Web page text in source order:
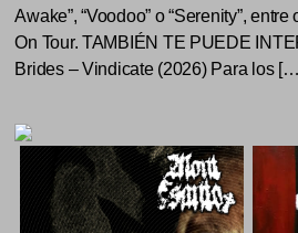
Awake”, “Voodoo” o “Serenity”,
On Tour. TAMBIÉN TE PUEDE
Brides – Vindicate (2026) Para los